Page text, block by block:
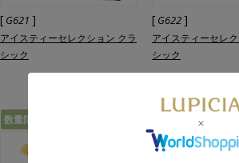
[ G621 ]
アイスティーセレクション クラ
シック
[ G622 ]
アイスティーセレ
シック
数量限定